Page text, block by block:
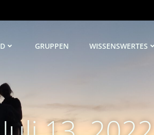
GRUPPEN WISSENSWERTES